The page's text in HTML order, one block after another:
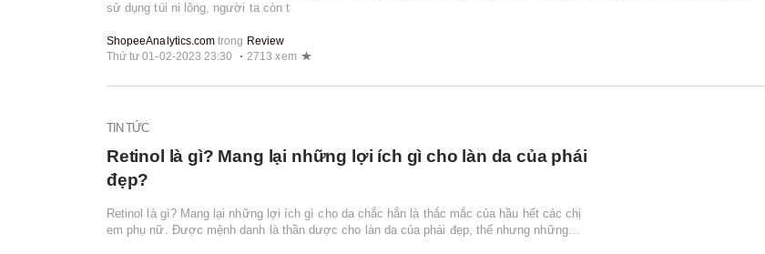
sử dụng túi ni lông, người ta còn t
ShopeeAnalytics.com trong Review
Thứ tư 01-02-2023 23:30
2713 xem
TIN TỨC
Retinol là gì? Mang lại những lợi ích gì cho làn da của phái
đẹp?
Retinol là gì? Mang lại những lợi ích gì cho da chắc hẳn là thắc mắc của hầu hết các chị
em phụ nữ. Được mệnh danh là thần dược cho làn da của phái đẹp, thế nhưng những